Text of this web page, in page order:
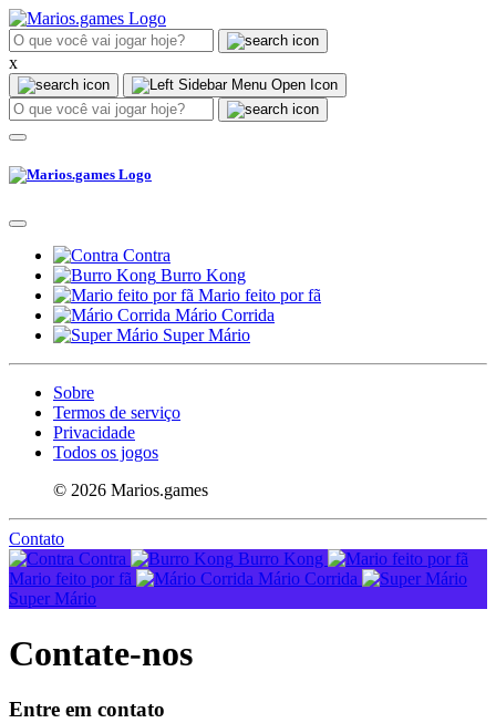
x
Contra
Burro Kong
Mario feito por fã
Mário Corrida
Super Mário
Sobre
Termos de serviço
Privacidade
Todos os jogos
© 2026 Marios.games
Contato
Contra
Burro Kong
Mario feito por fã
Mário Corrida
Super Mário
Contate-nos
Entre em contato